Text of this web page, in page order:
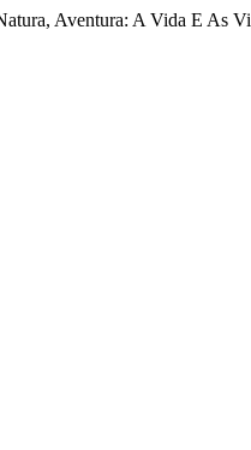
Aventura: A Vida E As